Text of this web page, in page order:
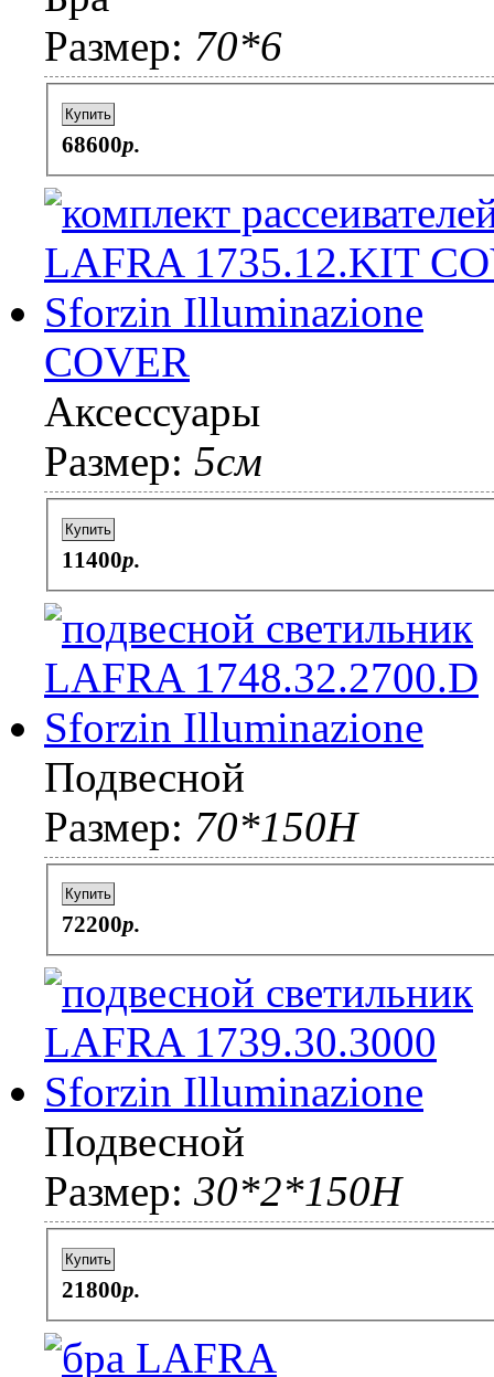
Размер: 70*6
Купить
68600p.
COVER
Аксессуары
Размер: 5см
Купить
11400p.
Подвесной
Размер: 70*150H
Купить
72200p.
Подвесной
Размер: 30*2*150H
Купить
21800p.